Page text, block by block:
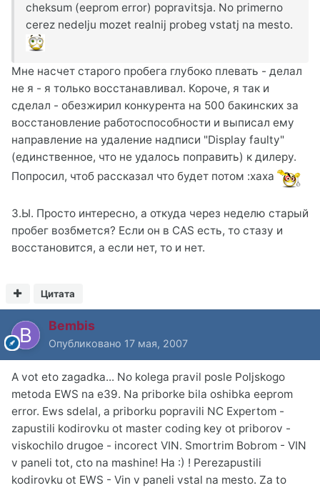
cheksum (eeprom error) popravitsja. No primerno
cerez nedelju mozet realnij probeg vstatj na mesto.
Мне насчет старого пробега глубоко плевать - делал
не я - я только восстанавливал. Короче, я так и
сделал - обезжирил конкурента на 500 бакинских за
восстановление работоспособности и выписал ему
направление на удаление надписи "Display faulty"
(единственное, что не удалось поправить) к дилеру.
Попросил, чтоб рассказал что будет потом :xaxa
З.Ы. Просто интересно, а откуда через неделю старый
пробег возбмется? Если он в CAS есть, то стазу и
восстановится, а если нет, то и нет.
Цитата
Bembis
Опубликовано 17 мая, 2007
A vot eto zagadka... No kolega pravil posle Poljskogo
metoda EWS na e39. Na priborke bila oshibka eeprom
error. Ews sdelal, a priborku popravili NC Expertom -
zapustili kodirovku ot master coding key ot priborov -
viskochilo drugoe - incorect VIN. Smortrim Bobrom - VIN
v paneli tot, cto na mashine! Ha :) ! Perezapustili
kodirovku ot EWS - Vin v paneli vstal na mesto. Za to